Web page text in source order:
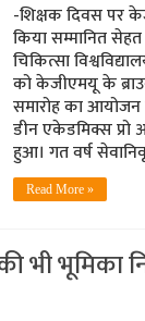
-शिक्षक दिवस पर
किया सम्मानित
चिकित्सा
को केजीएमयू के
समारोह का आयोजन
डीन एकेडमिक्स
हुआ। गत वर्ष
Read More »
भी भूमिका